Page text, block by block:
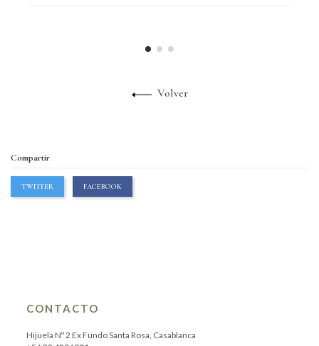
Volver
Compartir
TWITTER FACEBOOK
CONTACTO
Hijuela Nº 2 Ex Fundo Santa Rosa, Casablanca